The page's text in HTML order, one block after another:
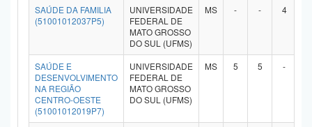
SAÚDE DA FAMILIA
(51001012037P5)
UNIVERSIDADE
FEDERAL DE
MATO GROSSO
DO SUL (UFMS)
MS - - 4
SAÚDE E
DESENVOLVIMENTO
NA REGIÃO
CENTRO-OESTE
(51001012019P7)
UNIVERSIDADE
FEDERAL DE
MATO GROSSO
DO SUL (UFMS)
MS 5 5 -